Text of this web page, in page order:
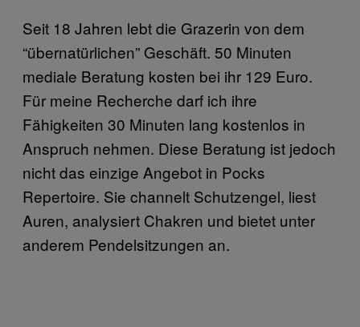
Seit 18 Jahren lebt die Grazerin von dem
“übernatürlichen” Geschäft. 50 Minuten
mediale Beratung kosten bei ihr 129 Euro.
Für meine Recherche darf ich ihre
Fähigkeiten 30 Minuten lang kostenlos in
Anspruch nehmen. Diese Beratung ist jedoch
nicht das einzige Angebot in Pocks
Repertoire. Sie channelt Schutzengel, liest
Auren, analysiert Chakren und bietet unter
anderem Pendelsitzungen an.